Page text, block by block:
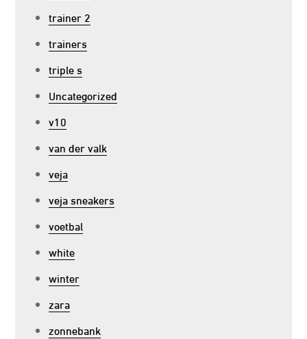
trainer 2
trainers
triple s
Uncategorized
v10
van der valk
veja
veja sneakers
voetbal
white
winter
zara
zonnebank